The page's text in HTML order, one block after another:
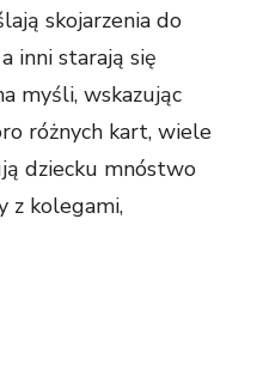
skojarzenia do
inni starają się
myśli, wskazując
różnych kart, wiele
dziecku mnóstwo
z kolegami,